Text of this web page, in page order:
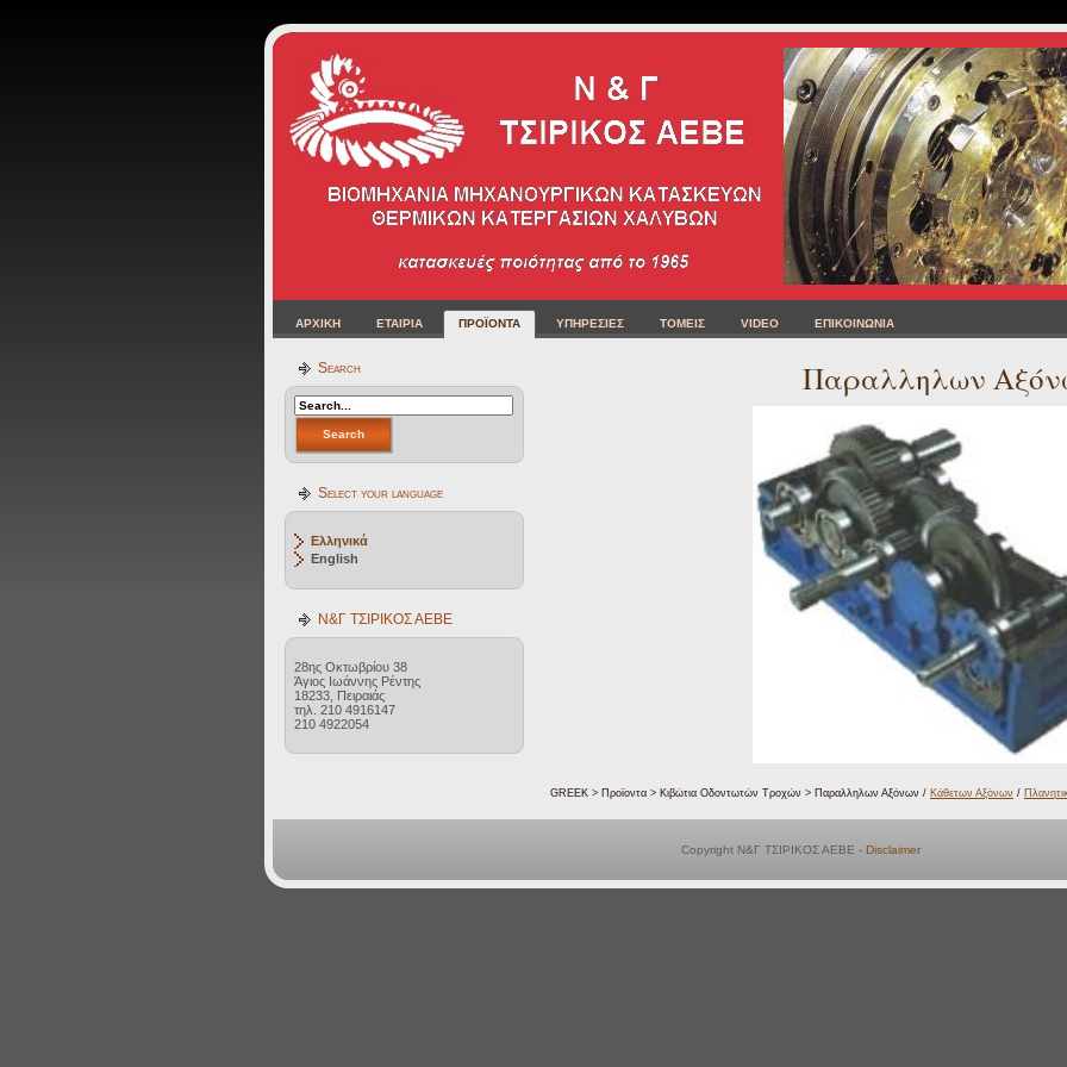
ΑΡΧΙΚΗ ΕΤΑΙΡΙΑ ΠΡΟΪΟΝΤΑ ΥΠΗΡΕΣΙΕΣ ΤΟΜΕΙΣ VIDEO ΕΠΙΚΟΙΝΩΝΙΑ
Search
Select your language
Ελληνικά
English
Ν&Γ ΤΣΙΡΙΚΟΣ ΑΕΒΕ
28ης Οκτωβρίου 38
Άγιος Ιωάννης Ρέντης
18233, Πειραιάς
τηλ. 210 4916147
210 4922054
Παραλληλων
GREEK > Προϊοντα > Κιβώτια Οδοντωτών Τροχών > Παραλληλων Αξόνων / Κάθετων Αξόνων /
Copyright Ν&Γ ΤΣΙΡΙΚΟΣ ΑΕΒΕ - Disclaimer